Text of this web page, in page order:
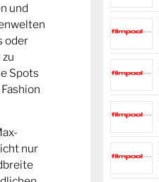
und
oder
Spots
nur